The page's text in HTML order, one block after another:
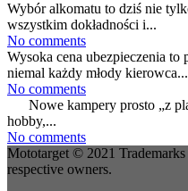
Wybór alkomatu to dziś nie
wszystkim dokładności i...
No comments
Wysoka cena ubezpieczenia
niemal każdy młody
No comments
Nowe kampery prosto „z
hobby,...
No comments
Mototarget © 2021
respective owners.